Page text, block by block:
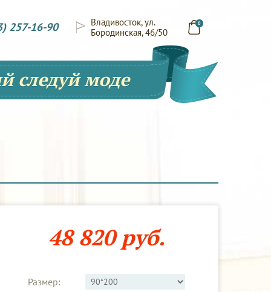
0
Владивосток, ул.
Бородинская, 46/50
257-16-90
следуй моде
48 820 руб.
Размер: